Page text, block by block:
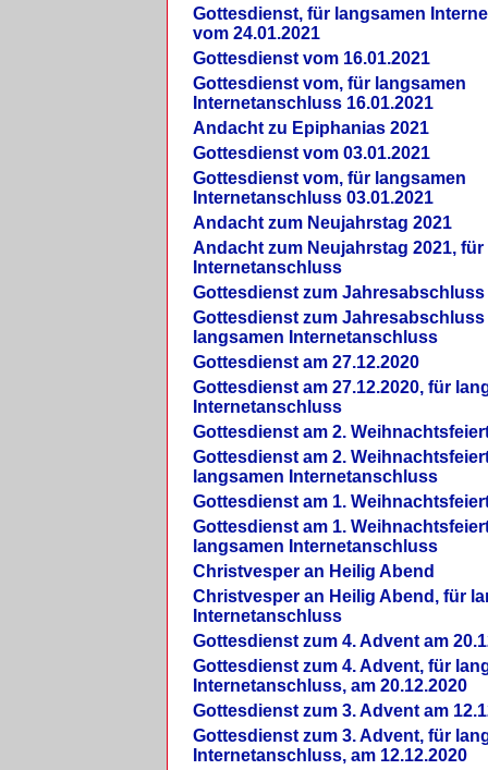
Gottesdienst, für langsamen
vom 24.01.2021
Gottesdienst vom 16.01.2021
Gottesdienst vom, für langsamen
Internetanschluss 16.01.2021
Andacht zu Epiphanias 2021
Gottesdienst vom 03.01.2021
Gottesdienst vom, für langsamen
Internetanschluss 03.01.2021
Andacht zum Neujahrstag 2021
Andacht zum Neujahrstag 2021,
Internetanschluss
Gottesdienst zum Jahresabschluss
Gottesdienst zum Jahresabschluss
langsamen Internetanschluss
Gottesdienst am 27.12.2020
Gottesdienst am 27.12.2020, für
Internetanschluss
Gottesdienst am 2.
Gottesdienst am 2.
langsamen Internetanschluss
Gottesdienst am 1.
Gottesdienst am 1.
langsamen Internetanschluss
Christvesper an Heilig Abend
Christvesper an Heilig Abend, für
Internetanschluss
Gottesdienst zum 4. Advent am
Gottesdienst zum 4. Advent, für
Internetanschluss, am 20.12.2020
Gottesdienst zum 3. Advent am
Gottesdienst zum 3. Advent, für
Internetanschluss, am 12.12.2020